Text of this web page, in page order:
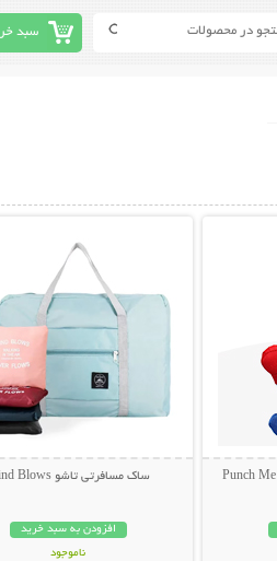
سبد
ساک مسافرتی تاشو Wind Blows
افزودن به سبد خرید
ناموجود